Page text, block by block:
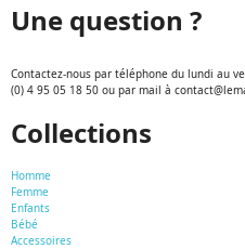
Une question ?
Contactez-nous par téléphone du lundi au
(0) 4 95 05 18 50 ou par mail à
Collections
Homme
Femme
Enfants
Bébé
Accessoires